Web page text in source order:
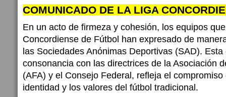
COMUNICADO DE LA LIGA
En un acto de firmeza y cohesión, los equipos
Concordiense de Fútbol han expresado de
las Sociedades Anónimas Deportivas (SAD).
consonancia con las directrices de la Asociación
(AFA) y el Consejo Federal, refleja el
identidad y los valores del fútbol tradicional.